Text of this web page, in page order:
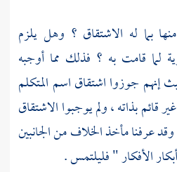
بما له الاشتقاق ؟ وهل يلزم
لما قامت به ؟ فذلك مما أوجبه
إنهم جوزوا اشتقاق اسم المتكلم
قائم بذاته ، ولم يوجبوا الاشتقاق
عرفنا مأخذ الخلاف من الجانبين
الأفكار " فليلتمس .